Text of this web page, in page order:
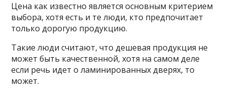
Цена как известно является основным критерием
выбора, хотя есть и те люди, кто предпочитает
только дорогую продукцию.
Такие люди считают, что дешевая продукция не
может быть качественной, хотя на самом деле
если речь идет о ламинированныхдверях, то
может.